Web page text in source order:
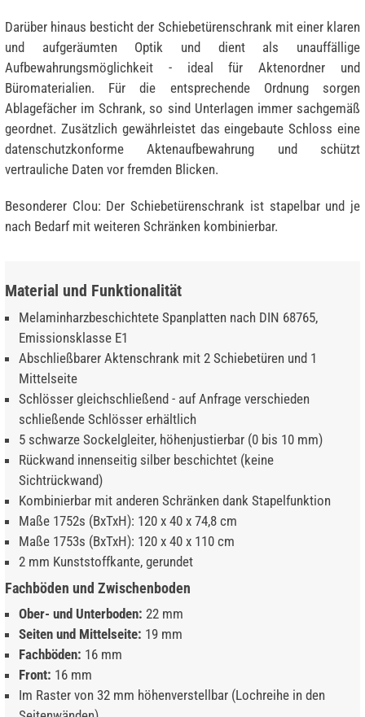
Darüber hinaus besticht der Schiebetürenschrank mit einer klaren
und aufgeräumten Optik und dient als unauffällige
Aufbewahrungsmöglichkeit - ideal für Aktenordner und
Büromaterialien. Für die entsprechende Ordnung sorgen
Ablagefächer im Schrank, so sind Unterlagen immer sachgemäß
geordnet. Zusätzlich gewährleistet das eingebaute Schloss eine
datenschutzkonforme Aktenaufbewahrung und schützt
vertrauliche Daten vor fremden Blicken.
Besonderer Clou: Der Schiebetürenschrank ist stapelbar und je
nach Bedarf mit weiteren Schränken kombinierbar.
Material und Funktionalität
Melaminharzbeschichtete Spanplatten nach DIN 68765,
Emissionsklasse E1
Abschließbarer Aktenschrank mit 2 Schiebetüren und 1
Mittelseite
Schlösser gleichschließend - auf Anfrage verschieden
schließende Schlösser erhältlich
5 schwarze Sockelgleiter, höhenjustierbar (0 bis 10 mm)
Rückwand innenseitig silber beschichtet (keine
Sichtrückwand)
Kombinierbar mit anderen Schränken dank Stapelfunktion
Maße 1752s (BxTxH): 120 x 40 x 74,8 cm
Maße 1753s (BxTxH): 120 x 40 x 110 cm
2 mm Kunststoffkante, gerundet
Fachböden und Zwischenboden
Ober- und Unterboden: 22 mm
Seiten und Mittelseite: 19 mm
Fachböden: 16 mm
Front: 16 mm
Im Raster von 32 mm höhenverstellbar (Lochreihe in den